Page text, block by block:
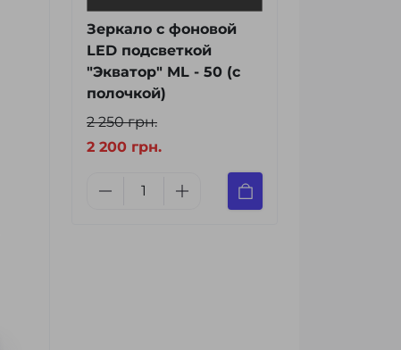
Зеркало с фоновой
LED подсветкой
"Экватор" ML - 50 (с
полочкой)
2 250 грн.
2 200 грн.